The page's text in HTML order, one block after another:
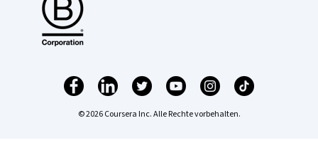
© 2026 Coursera Inc. Alle Rechte vorbehalten.